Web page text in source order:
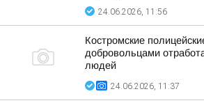
24.06.2026, 11:56
Костромские
добровольцами
людей
24.06.2026, 11:37